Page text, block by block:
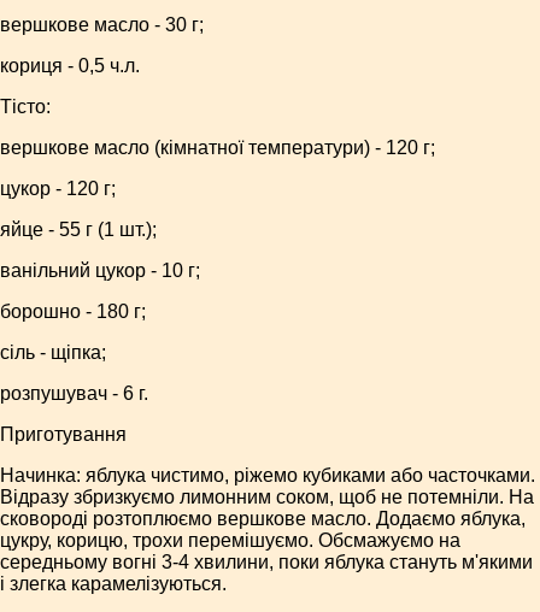
вершкове масло - 30 г;
кориця - 0,5 ч.л.
Тісто:
вершкове масло (кімнатної температури) - 120 г;
цукор - 120 г;
яйце - 55 г (1 шт.);
ванільний цукор - 10 г;
борошно - 180 г;
сіль - щіпка;
розпушувач - 6 г.
Приготування
Начинка: яблука чистимо, ріжемо кубиками або часточками.
Відразу збризкуємо лимонним соком, щоб не потемніли. На
сковороді розтоплюємо вершкове масло. Додаємо яблука,
цукру, корицю, трохи перемішуємо. Обсмажуємо на
середньому вогні 3-4 хвилини, поки яблука стануть м'якими
і злегка карамелізуються.